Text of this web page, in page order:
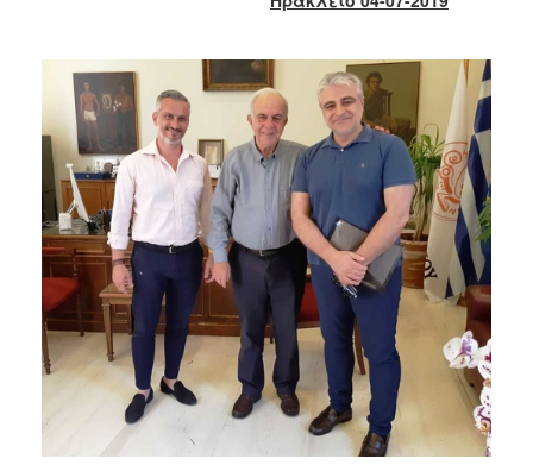
2015
2013
2012
2011
2010
2006
ΔΗΜΟΤΗΣ